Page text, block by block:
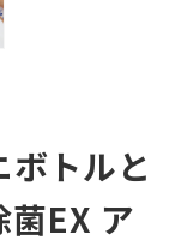
トルと
EX ア